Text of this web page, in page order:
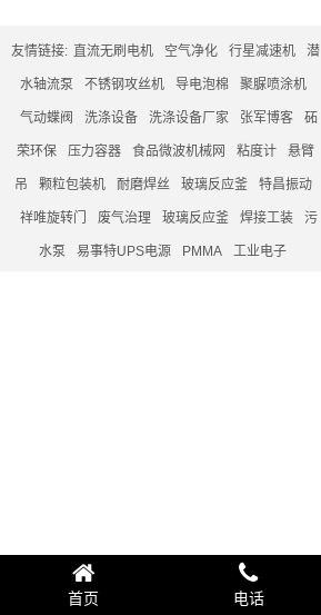
友情链接: 直流无刷电机 空气净化 行星减速机 潜
水轴流泵 不锈钢攻丝机 导电泡棉 聚脲喷涂机
气动蝶阀 洗涤设备 洗涤设备厂家 张军博客 砳
荣环保 压力容器 食品微波机械网 粘度计 悬臂
吊 颗粒包装机 耐磨焊丝 玻璃反应釜 特昌振动
祥唯旋转门 废气治理 玻璃反应釜 焊接工装 污
水泵 易事特UPS电源 PMMA 工业电子
首页 电话